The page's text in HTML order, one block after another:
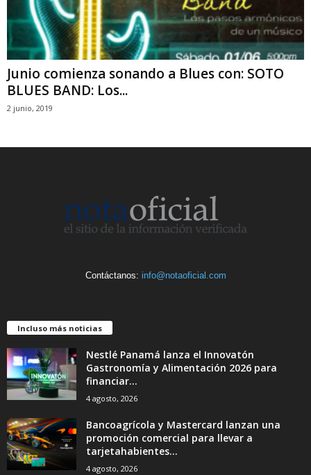
Junio comienza sonando a Blues con: SOTO
BLUES BAND: Los...
2 junio, 2019
Contáctanos: info@notaoficial.com
Incluso más noticias
Nestlé Panamá lanza el Innovatón
Gastronomía y Alimentación 2026 para
financiar...
4 agosto, 2026
Bancoagrícola y Mastercard lanzan una
promoción comercial para llevar a
tarjetahabientes...
4 agosto, 2026